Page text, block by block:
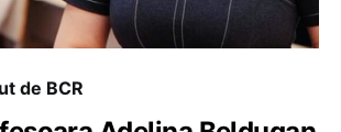
de BCR